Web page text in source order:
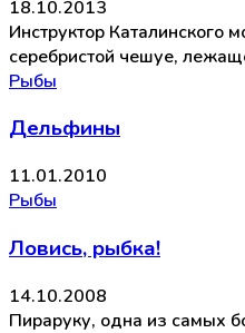
18.10.2013
Инструктор Каталинского
серебристой чешуе,
Рыбы
Дельфины
11.01.2010
Рыбы
Ловись, рыбка!
14.10.2008
Пираруку, одна из самых